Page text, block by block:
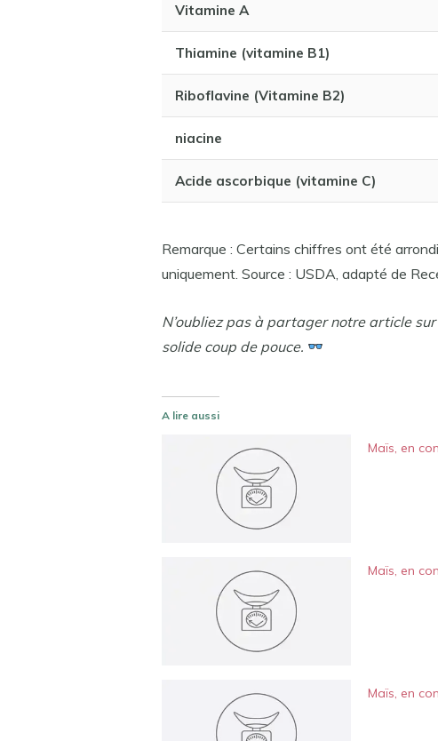
Vitamine A
Thiamine (vitamine B1)
Riboflavine (Vitamine B2)
niacine
Acide ascorbique (vitamine C)
Remarque : Certains chiffres ont été
uniquement. Source : USDA, adapté de
N’oubliez pas à partager notre article
solide coup de pouce.
A lire aussi
Maïs, en
Maïs, en
Maïs, en